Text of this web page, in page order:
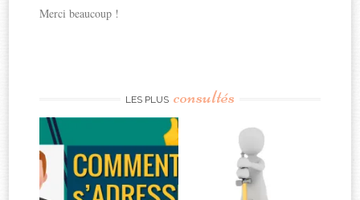
Merci beaucoup !
LES PLUS consultés